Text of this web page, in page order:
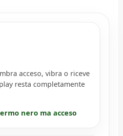
acceso, vibra o riceve
resta completamente
nero ma acceso